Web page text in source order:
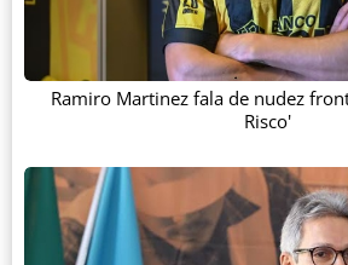
Ramiro Martinez fala de nudez
Risco'